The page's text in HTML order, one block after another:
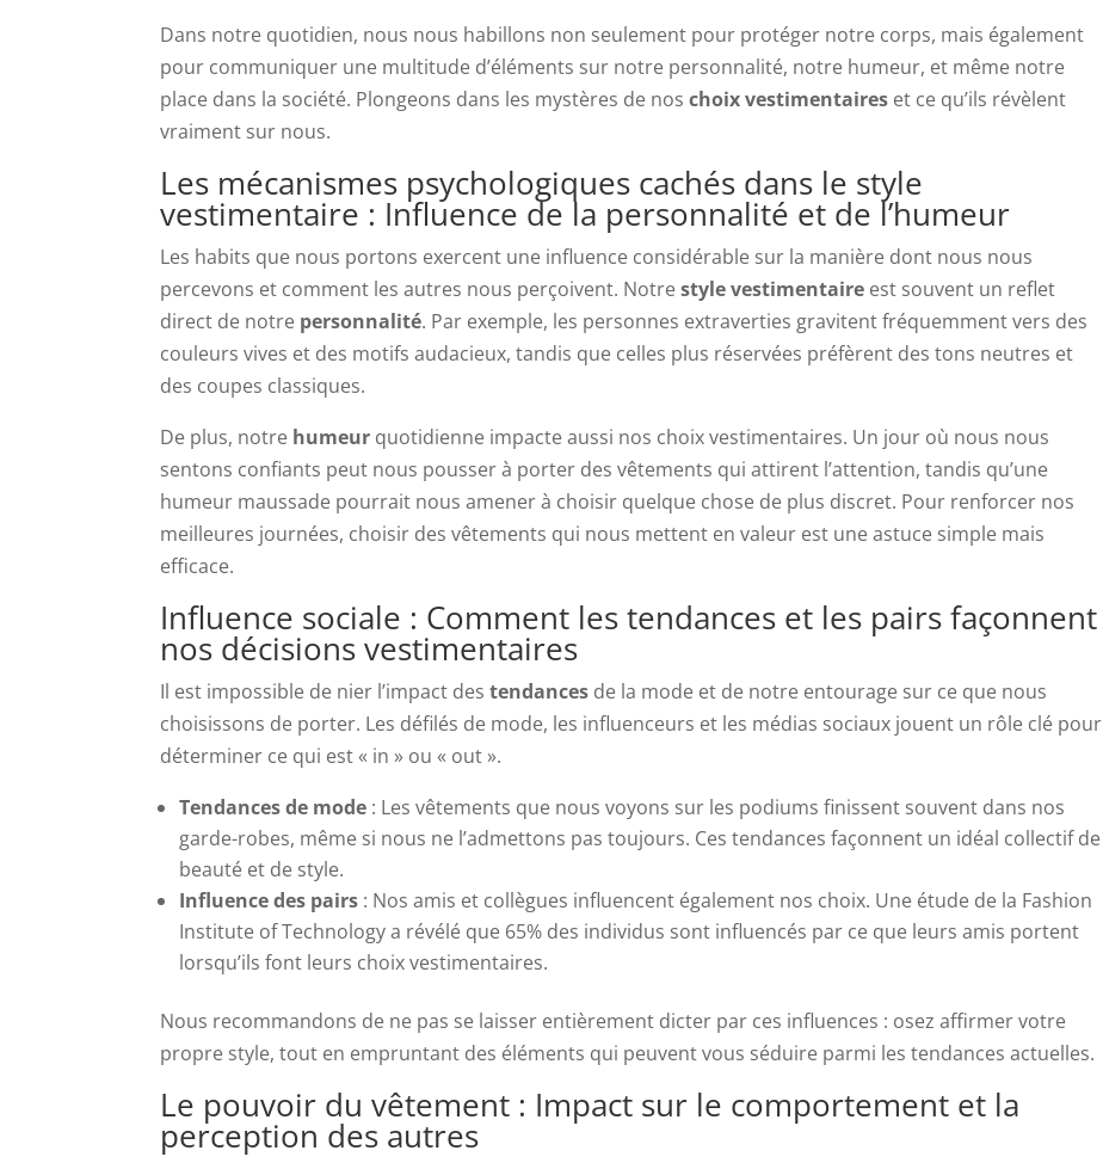
Dans notre quotidien, nous nous habillons non seulement pour protéger notre corps, mais également
pour communiquer une multitude d’éléments sur notre personnalité, notre humeur, et même notre
place dans la société. Plongeons dans les mystères de noschoix vestimentaires et ce qu’ils révèlent
vraiment sur nous.
Les mécanismes psychologiques cachés dans le style
vestimentaire : Influence de la personnalité et de l’humeur
Les habits que nous portons exercent une influence considérable sur la manière dont nous nous
percevons et comment les autres nous perçoivent. Notrestyle vestimentaire est souvent un reflet
direct de notre personnalité. Par exemple, les personnes extraverties gravitent fréquemment vers des
couleurs vives et des motifs audacieux, tandis que celles plus réservées préfèrent des tons neutres et
des coupes classiques.
De plus, notre humeur quotidienne impacte aussi nos choix vestimentaires. Un jour où nous nous
sentons confiants peut nous pousser à porter des vêtements qui attirent l’attention, tandis qu’une
humeur maussade pourrait nous amener à choisir quelque chose de plus discret. Pour renforcer nos
meilleures journées, choisir des vêtements qui nous mettent en valeur est une astuce simple mais
efficace.
Influence sociale : Comment les tendances et les pairs façonnent
nos décisions vestimentaires
Il est impossible de nier l’impact destendances de la mode et de notre entourage sur ce que nous
choisissons de porter. Les défilés de mode, les influenceurs et les médias sociaux jouent un rôle clé pour
déterminer ce qui est « in » ou « out ».
Tendances de mode : Les vêtements que nous voyons sur les podiums finissent souvent dans nos
garde-robes, même si nous ne l’admettons pas toujours. Ces tendances façonnent un idéal collectif de
beauté et de style.
Influence des pairs : Nos amis et collègues influencent également nos choix. Une étude de la Fashion
Institute of Technology a révélé que 65% des individus sont influencés par ce que leurs amis portent
lorsqu’ils font leurs choix vestimentaires.
Nous recommandons de ne pas se laisser entièrement dicter par ces influences : osez affirmer votre
propre style, tout en empruntant des éléments qui peuvent vous séduire parmi les tendances actuelles.
Le pouvoir du vêtement : Impact sur le comportement et la
perception des autres